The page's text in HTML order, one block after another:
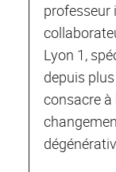
professeur
Lyon 1,
depuis
consacre